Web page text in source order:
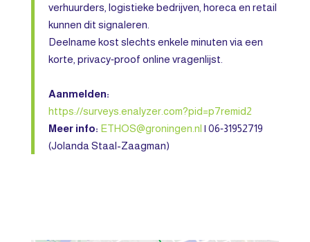
verhuurders, logistieke bedrijven, horeca en retail
kunnen dit signaleren.
Deelname kost slechts enkele minuten via een
korte, privacy‑proof online vragenlijst.
Aanmelden:
https://surveys.enalyzer.com?pid=p7remid2
Meer info: ETHOS@groningen.nl | 06‑31952719
(Jolanda Staal-Zaagman)